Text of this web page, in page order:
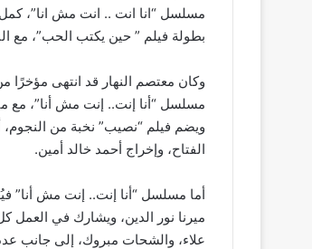
مسلسل “انا انت .. انت مش انا”،
بطولة فيلم ” حين يكتب الحب”، مع
وكان معتصم النهار قد انتهى
مسلسل “أنا إنت.. إنت مش أنا”، مع
ويضم فيلم “نصيب” نخبة من
الفتاح، وإخراج أحمد خالد أمين.
أما مسلسل “أنا إنت.. إنت مش أنا”
ميرنا نور الدين، ويشارك في
علاء، والشحات مبروك، إلى جانب